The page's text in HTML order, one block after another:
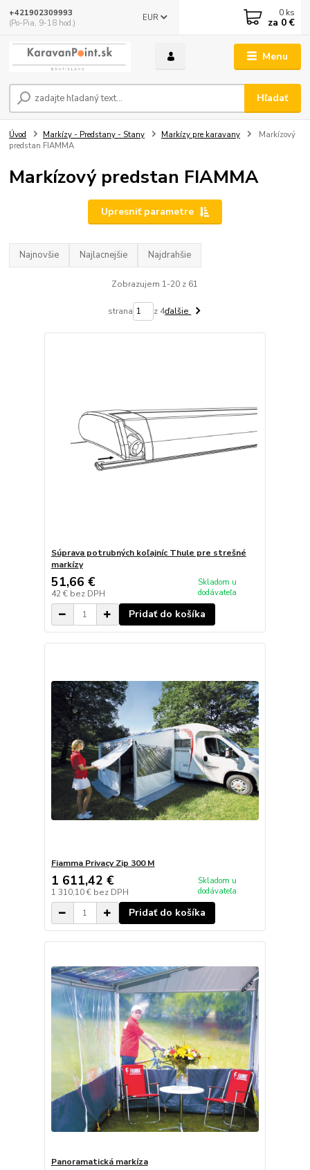
Menu
EUR
Hľadať
+421902309993
(Po-Pia, 9-18 hod.)
0 ks
za 0 €
Úvod Markízy - Predstany - Stany Markízy pre karavany
Markízový
predstan FIAMMA
Markízový predstan FIAMMA
Upresniť parametre
Najnovšie Najlacnejšie Najdrahšie
Zobrazujem 1-20 z 61
strana z 4ďalšie
Súprava potrubných koľajníc Thule pre strešné
markízy
51,66 €
42 € bez DPH
Skladom u
dodávateľa
Pridať do košíka
Fiamma Privacy Zip 300 M
1 611,42 €
1 310,10 € bez DPH
Skladom u
dodávateľa
Pridať do košíka
Panoramatická markíza